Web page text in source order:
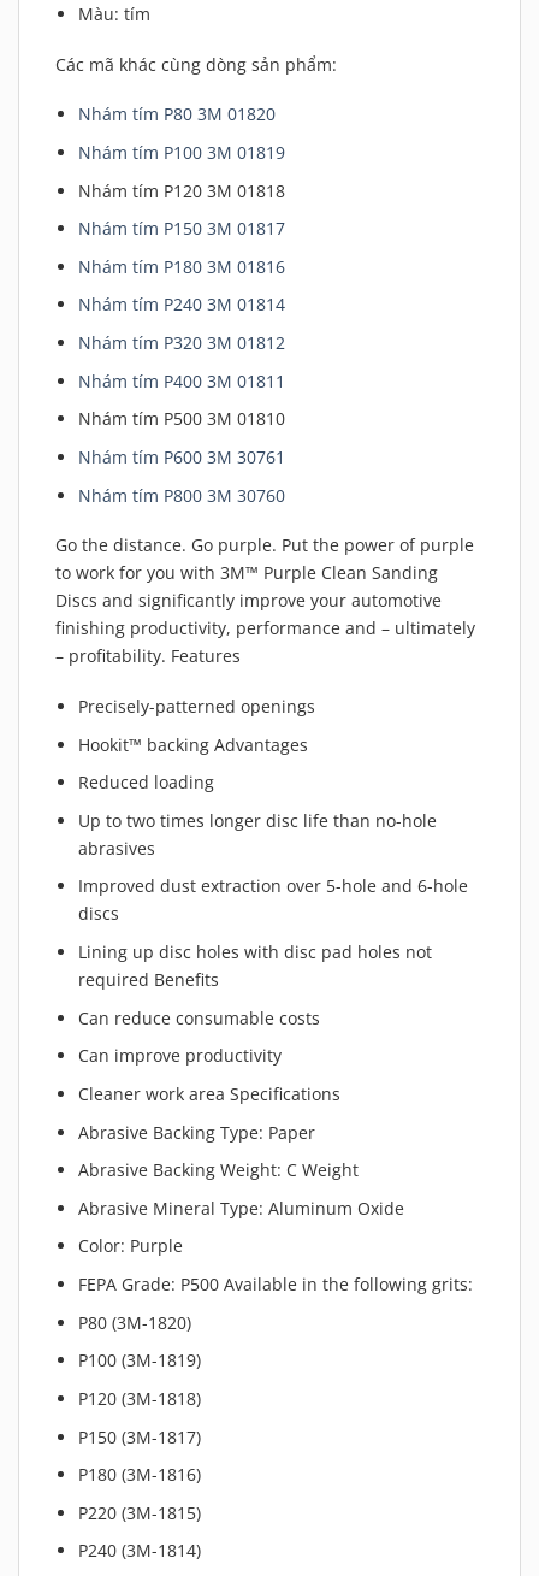
Màu: tím
Các mã khác cùng dòng sản phẩm:
Nhám tím P80 3M 01820
Nhám tím P100 3M 01819
Nhám tím P120 3M 01818
Nhám tím P150 3M 01817
Nhám tím P180 3M 01816
Nhám tím P240 3M 01814
Nhám tím P320 3M 01812
Nhám tím P400 3M 01811
Nhám tím P500 3M 01810
Nhám tím P600 3M 30761
Nhám tím P800 3M 30760
Go the distance. Go purple. Put the power of purple
to work for you with 3M™ Purple Clean Sanding
Discs and significantly improve your automotive
finishing productivity, performance and – ultimately
– profitability. Features
Precisely-patterned openings
Hookit™ backing Advantages
Reduced loading
Up to two times longer disc life than no-hole
abrasives
Improved dust extraction over 5-hole and 6-hole
discs
Lining up disc holes with disc pad holes not
required Benefits
Can reduce consumable costs
Can improve productivity
Cleaner work area Specifications
Abrasive Backing Type: Paper
Abrasive Backing Weight: C Weight
Abrasive Mineral Type: Aluminum Oxide
Color: Purple
FEPA Grade: P500 Available in the following grits:
P80 (3M-1820)
P100 (3M-1819)
P120 (3M-1818)
P150 (3M-1817)
P180 (3M-1816)
P220 (3M-1815)
P240 (3M-1814)